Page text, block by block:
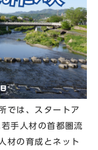
では、スタートア
手人材の首都圏流
材の育成とネット